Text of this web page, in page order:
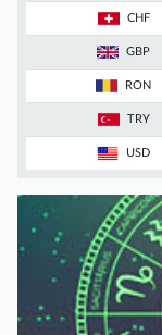
CHF
GBP
RON
TRY
USD